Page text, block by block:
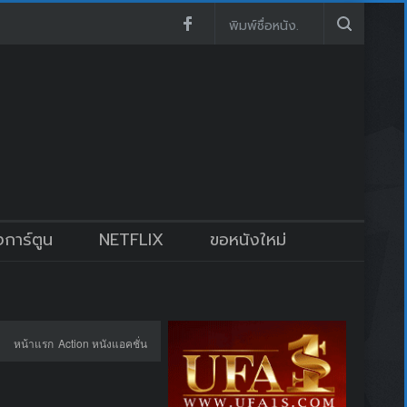
าร์ตูน NETFLIX ขอหนังใหม่
หน้าแรก Action หนังแอคชั่น